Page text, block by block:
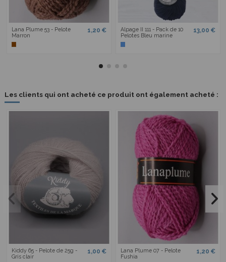
Lana Plume 53 - Pelote
Marron
1,20 €
Alpage II 111 - Pack de 10
Pelotes Bleu marine
13,00 €
Les clients qui ont acheté ce produit ont également acheté :
Kiddy 65 - Pelote de 25g -
Gris clair
1,00 €
Lana Plume 07 - Pelote
Fushia
1,20 €